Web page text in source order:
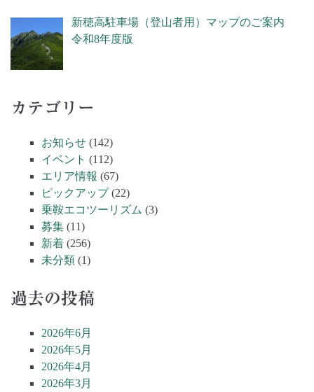
新穂高駐車場（登山者用）マップのご案内
令和8年度版
カテゴリー
お知らせ (142)
イベント (112)
エリア情報 (67)
ピックアップ(22)
乗鞍エコツーリズム (3)
募集 (11)
新着 (256)
未分類 (1)
過去の投稿
2026年6月
2026年5月
2026年4月
2026年3月